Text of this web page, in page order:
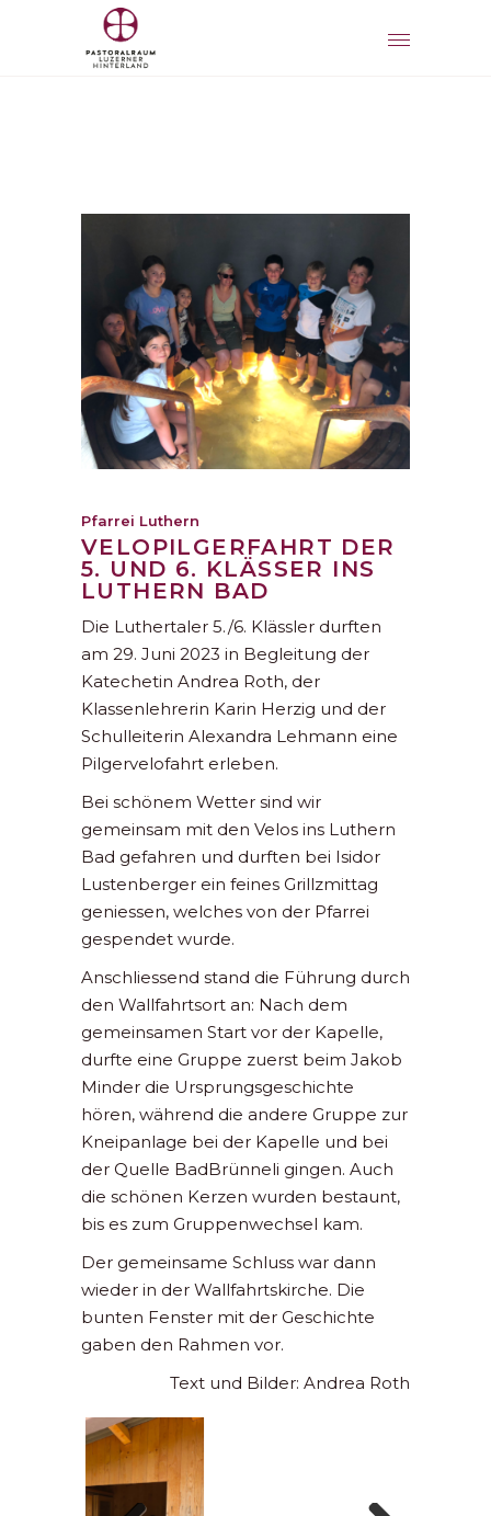
Pfarrei Luthern
VELOPILGERFAHRT DER
5. UND 6. KLÄSSER INS
LUTHERN BAD
Die Luthertaler 5./6. Klässler durften
am 29. Juni 2023 in Begleitung der
Katechetin Andrea Roth, der
Klassenlehrerin Karin Herzig und der
Schulleiterin Alexandra Lehmann eine
Pilgervelofahrt erleben.
Bei schönem Wetter sind wir
gemeinsam mit den Velos ins Luthern
Bad gefahren und durften bei Isidor
Lustenberger ein feines Grillzmittag
geniessen, welches von der Pfarrei
gespendet wurde.
Anschliessend stand die Führung durch
den Wallfahrtsort an: Nach dem
gemeinsamen Start vor der Kapelle,
durfte eine Gruppe zuerst beim Jakob
Minder die Ursprungsgeschichte
hören, während die andere Gruppe zur
Kneipanlage bei der Kapelle und bei
der Quelle BadBrünneli gingen. Auch
die schönen Kerzen wurden bestaunt,
bis es zum Gruppenwechsel kam.
Der gemeinsame Schluss war dann
wieder in der Wallfahrtskirche. Die
bunten Fenster mit der Geschichte
gaben den Rahmen vor.
Text und Bilder: Andrea Roth